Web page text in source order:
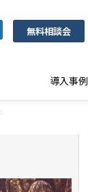
無料相談会
導入事例